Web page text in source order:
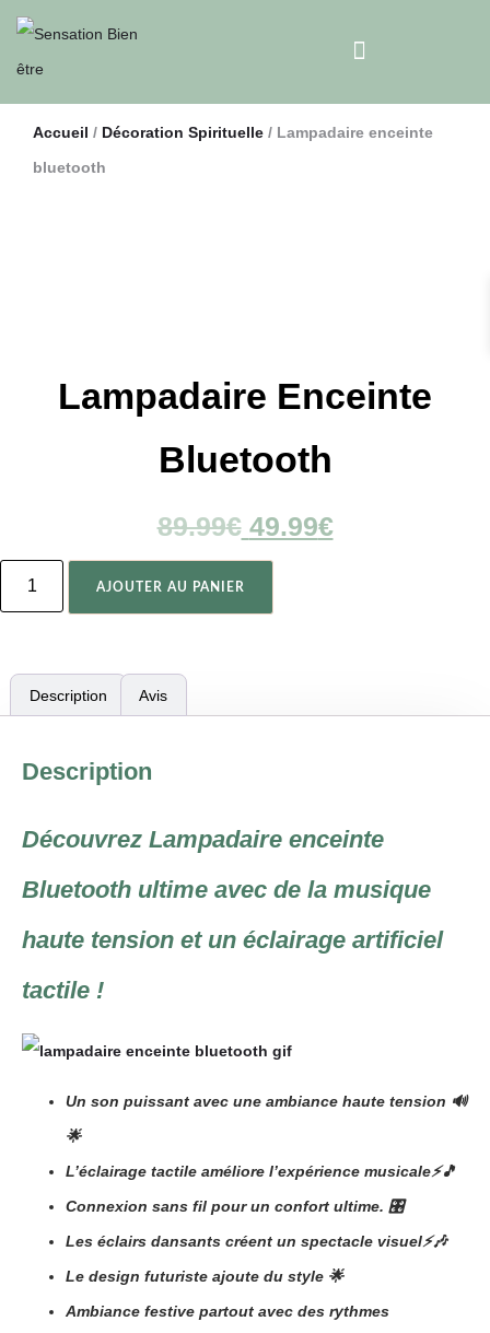
Accueil / Décoration Spirituelle / Lampadaire enceinte
bluetooth
Lampadaire Enceinte
Bluetooth
89.99€ 49.99€
AJOUTER AU PANIER
Description Avis
Description
Découvrez Lampadaire enceinte
Bluetooth ultime avec de la musique
haute tension et un éclairage artificiel
tactile !
Un son puissant avec une ambiance haute tension 🔊
🌟
L’éclairage tactile améliore l’expérience musicale⚡🎵
Connexion sans fil pour un confort ultime. 🎛️
Les éclairs dansants créent un spectacle visuel⚡🎶
Le design futuriste ajoute du style 🌟
Ambiance festive partout avec des rythmes